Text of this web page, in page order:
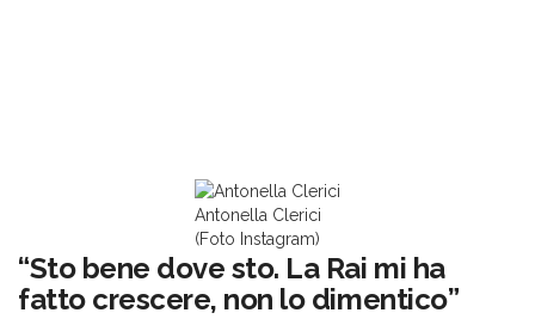
Antonella Clerici
(Foto Instagram)
“Sto bene dove sto. La Rai mi ha
fatto crescere, non lo dimentico”